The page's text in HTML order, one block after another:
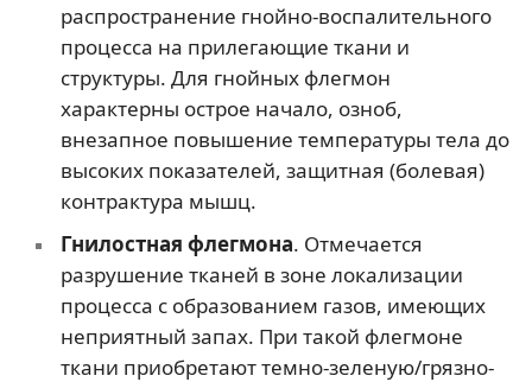
распространение гнойно-воспалительного
процесса на прилегающие ткани и
структуры. Для гнойных флегмон
характерны острое начало, озноб,
внезапное повышение температуры тела до
высоких показателей, защитная (болевая)
контрактура мышц.
Гнилостная флегмона. Отмечается
разрушение тканей в зоне локализации
процесса с образованием газов, имеющих
неприятный запах. При такой флегмоне
ткани приобретают темно-зеленую/грязно-